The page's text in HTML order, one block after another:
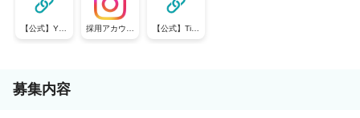
【公式】You
Tube
採用アカウン
ト
【公式】TikT
ok
募集内容